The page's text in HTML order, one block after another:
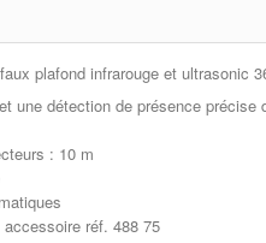
plafond infrarouge et ultrasonic
une détection de présence
: 10 m
réf. 488 75